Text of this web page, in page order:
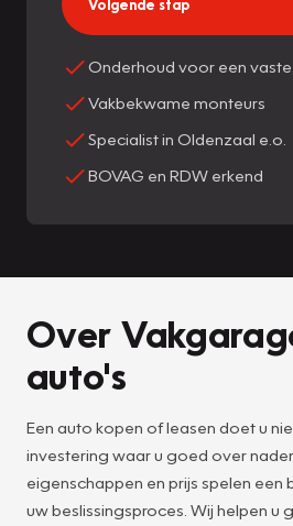
Volgende stap
Onderhoud voor een vaste
Vakbekwame monteurs
Specialist in Oldenzaal e.o.
BOVAG en RDW erkend
Over
auto's
Een auto kopen of leasen doet u
investering waar u goed over
eigenschappen en prijs spelen een
uw beslissingsproces. Wij helpen u